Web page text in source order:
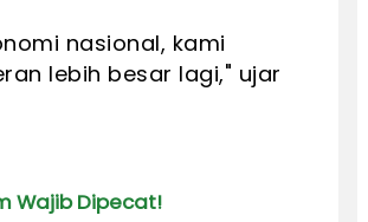
nasional, kami
lebih besar lagi," ujar
Wajib Dipecat!